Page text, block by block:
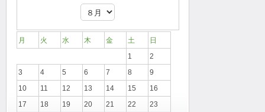
月 火 水 木 金 土
日
1
2
3
4 5 6 7 8
9
10
11 12 13 14 15
16
17
18 19 20 21 22
23